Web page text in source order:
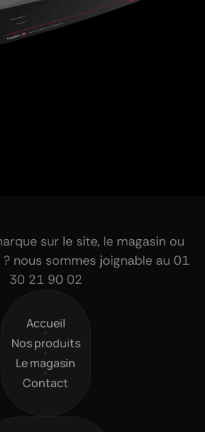
sur le site, le magasin ou
nous sommes joignable au 01
30 21 90 02
Accueil
Accueil
Nos produits
Nos produits
Le magasin
Le magasin
Contact